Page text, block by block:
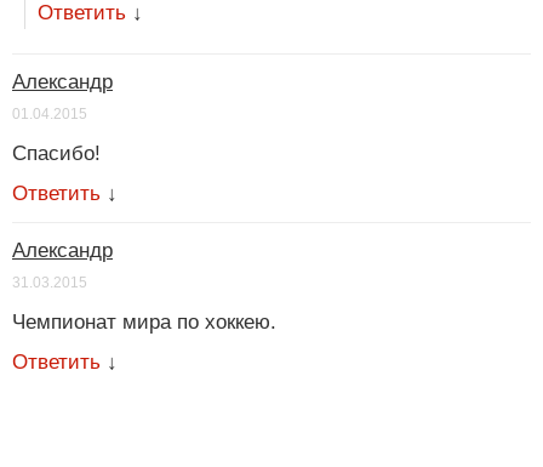
Ответить ↓
Александр
01.04.2015
Спасибо!
Ответить ↓
Александр
31.03.2015
Чемпионат мира по хоккею.
Ответить ↓